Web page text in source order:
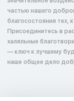
частью нашего
благосостояния тех,
Присоединитесь в
халяльные
— ключ к лучшему
наше общее дело